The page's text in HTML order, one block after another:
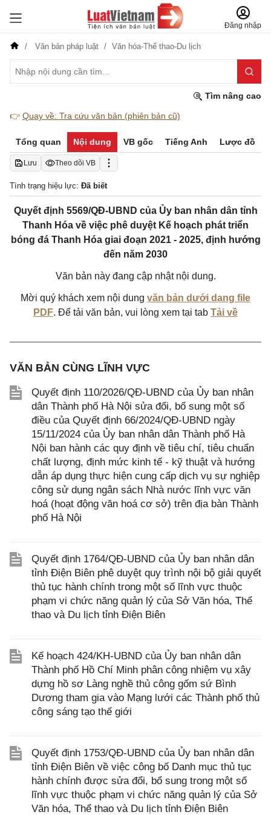
Đăng nhập
Văn bản pháp luật Văn hóa-Thể thao-Du lịch
Tìm nâng cao
👉 Quay về: Tra cứu văn bản (phiên bản cũ)
Tổng quan Nội dung VB gốc Tiếng Anh Lược đồ
Lưu Theo dõi VB
Tình trạng hiệu lực: Đã biết
Quyết định 5569/QĐ-UBND của Ủy ban nhân dân tỉnh
Thanh Hóa về việc phê duyệt Kế hoạch phát triển
bóng đá Thanh Hóa giai đoạn 2021 - 2025, định hướng
đến năm 2030
Văn bản này đang cập nhật nội dung.
Mời quý khách xem nội dung văn bản dưới dạng file
PDF. Để tải văn bản, vui lòng xem tại tab Tải về
VĂN BẢN CÙNG LĨNH VỰC
Quyết định 110/2026/QĐ-UBND của Ủy ban nhân
dân Thành phố Hà Nội sửa đổi, bổ sung một số
điều của Quyết định 66/2024/QĐ-UBND ngày
15/11/2024 của Ủy ban nhân dân Thành phố Hà
Nội ban hành các quy định về tiêu chí, tiêu chuẩn
chất lượng, định mức kinh tế - kỹ thuật và hướng
dẫn áp dụng thực hiện cung cấp dịch vụ sự nghiệp
công sử dụng ngân sách Nhà nước lĩnh vực văn
hoá (hoạt động văn hoá cơ sở) trên địa bàn Thành
phố Hà Nội
Quyết định 1764/QĐ-UBND của Ủy ban nhân dân
tỉnh Điện Biên phê duyệt quy trình nội bộ giải quyết
thủ tục hành chính trong một số lĩnh vực thuộc
phạm vi chức năng quản lý của Sở Văn hóa, Thể
thao và Du lịch tỉnh Điện Biên
Kế hoạch 424/KH-UBND của Ủy ban nhân dân
Thành phố Hồ Chí Minh phân công nhiệm vụ xây
dựng hồ sơ Làng nghề thủ công gốm sứ Bình
Dương tham gia vào Mạng lưới các Thành phố thủ
công sáng tạo thế giới
Quyết định 1753/QĐ-UBND của Ủy ban nhân dân
tỉnh Điện Biên về việc công bố Danh mục thủ tục
hành chính được sửa đổi, bổ sung trong một số
lĩnh vực thuộc phạm vi chức năng quản lý của Sở
Văn hóa, Thể thao và Du lịch tỉnh Điện Biên